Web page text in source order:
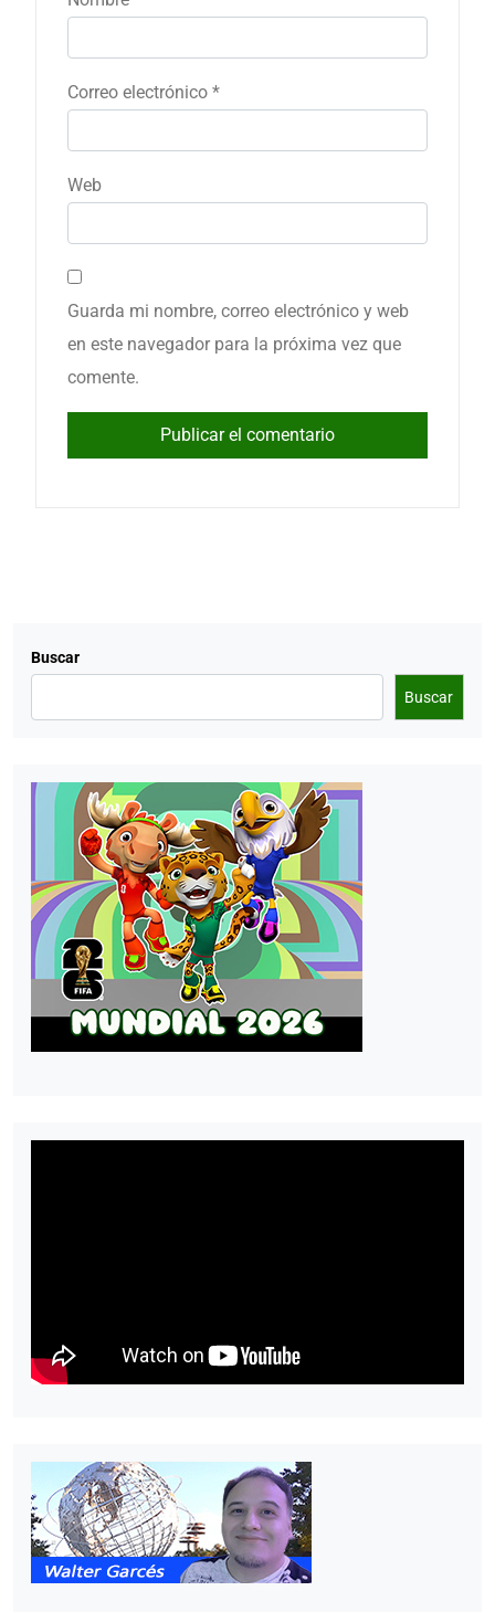
Correo electrónico *
Web
Guarda mi nombre, correo electrónico y web
en este navegador para la próxima vez que
comente.
Buscar
Buscar